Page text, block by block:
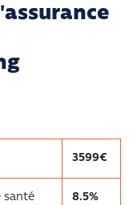
3599€
santé 8.5%